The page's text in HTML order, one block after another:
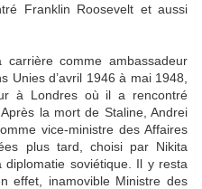
Franklin Roosevelt et aussi
comme ambassadeur
Unies d’avril 1946 à mai 1948,
à Londres où il a rencontré
. Après la mort de Staline, Andrei
vice-ministre des Affaires
plus tard, choisi par Nikita
soviétique. Il y resta
effet, inamovible Ministre des